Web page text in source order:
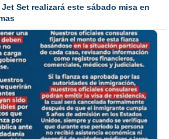
Set realizará este sábado misa en